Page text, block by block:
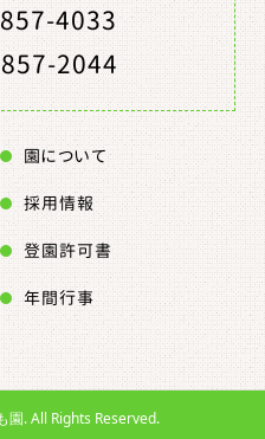
4033
2044
園について
採用情報
年間行事
登園許可書
園. All Rights Reserved.